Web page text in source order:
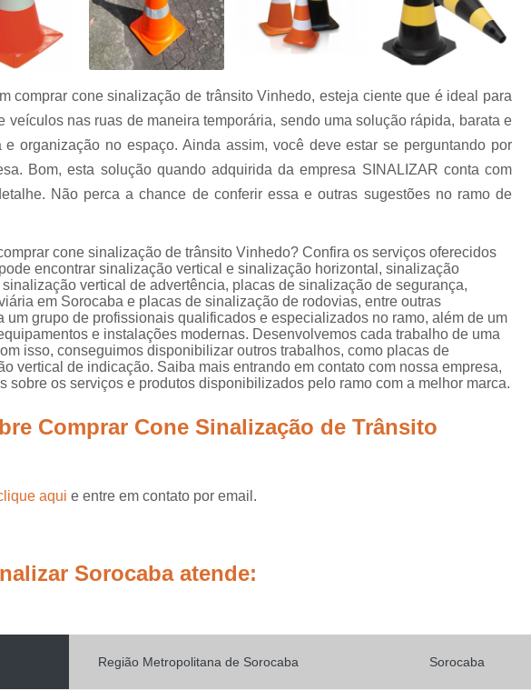
Sinalização
horizontal
Sinalização
Sinalizações
Tachões
Lombada com Faixa de Pedestre
Lombada de Rua
Lombada
Lombada Trânsito
Pintura de
Pintura de Sinalização Tipo Viária
Pintura Placa de Sinalização
Pintura
Pintura Sinalização de Trânsito
Placa de Sinalização de Segurança
Placas de Sinalização de
Placas de Sinalização de
Placas de Sinalização
Placas de Sinalização
Placas de Sinalização
Placas Sinalização Rodovia
comprar cone sinalização de trânsito Vinhedo, esteja ciente que é ideal para
veículos nas ruas de maneira temporária, sendo uma solução rápida, barata e
e organização no espaço. Ainda assim, você deve estar se perguntando por
Bom, esta solução quando adquirida da empresa SINALIZAR conta com
Não perca a chance de conferir essa e outras sugestões no ramo de
cone sinalização de trânsito Vinhedo? Confira os serviços oferecidos
encontrar sinalização vertical e sinalização horizontal, sinalização
vertical de advertência, placas de sinalização de segurança,
em Sorocaba e placas de sinalização de rodovias, entre outras
um grupo de profissionais qualificados e especializados no ramo, além de um
e instalações modernas. Desenvolvemos cada trabalho de uma
isso, conseguimos disponibilizar outros trabalhos, como placas de
vertical de indicação. Saiba mais entrando em contato com nossa empresa,
sobre os serviços e produtos disponibilizados pelo ramo com a melhor marca.
Comprar Cone Sinalização de Trânsito
aqui e entre em contato por email.
Sorocaba atende:
Região Metropolitana de Sorocaba Sorocaba